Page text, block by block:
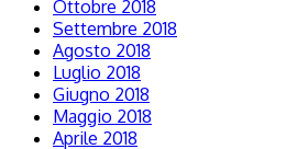
Ottobre 2018
Settembre 2018
Agosto 2018
Luglio 2018
Giugno 2018
Maggio 2018
Aprile 2018